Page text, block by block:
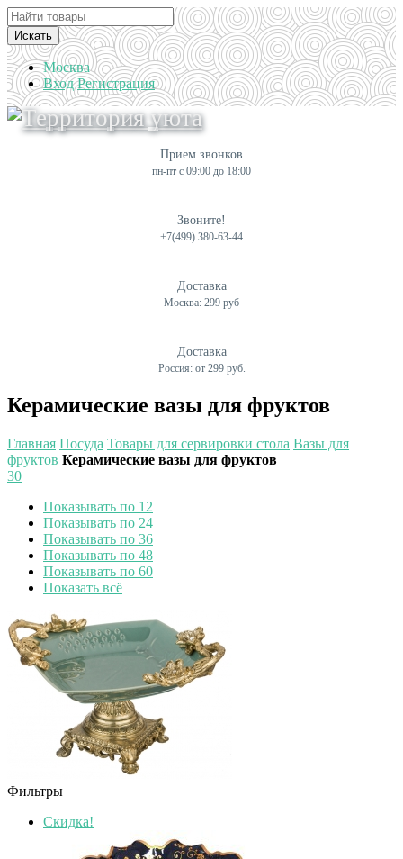
Искать
Москва
Вход Регистрация
Прием звонков
пн-пт с 09:00 до 18:00
Звоните!
+7(499) 380-63-44
Доставка
Москва: 299 руб
Доставка
Россия: от 299 руб.
Керамические вазы для фруктов
Главная Посуда Товары для сервировки стола Вазы для
фруктов Керамические вазы для фруктов
30
Показывать по 12
Показывать по 24
Показывать по 36
Показывать по 48
Показывать по 60
Показать всё
Фильтры
Скидка!